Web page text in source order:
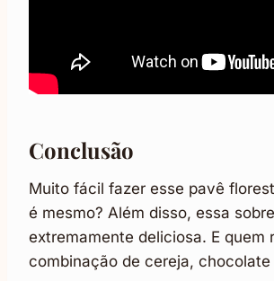
Conclusão
Muito fácil fazer esse pavê
é mesmo? Além disso, essa
extremamente deliciosa. E quem
combinação de cereja,